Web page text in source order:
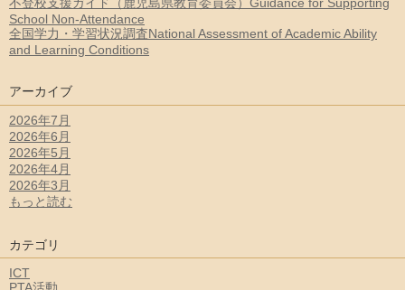
不登校支援ガイド（鹿児島県教育委員会）Guidance for Supporting
School Non-Attendance
全国学力・学習状況調査National Assessment of Academic Ability
and Learning Conditions
アーカイブ
2026年7月
2026年6月
2026年5月
2026年4月
2026年3月
もっと読む
カテゴリ
ICT
PTA活動